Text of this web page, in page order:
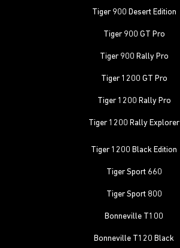
Tiger 900 Desert Edition
Tiger 900 GT Pro
Tiger 900 Rally Pro
Tiger 1200 GT Pro
Tiger 1200 Rally Pro
Tiger 1200 Rally Explorer
Tiger 1200 Black Edition
Tiger Sport 660
Tiger Sport 800
Bonneville T100
Bonneville T120 Black